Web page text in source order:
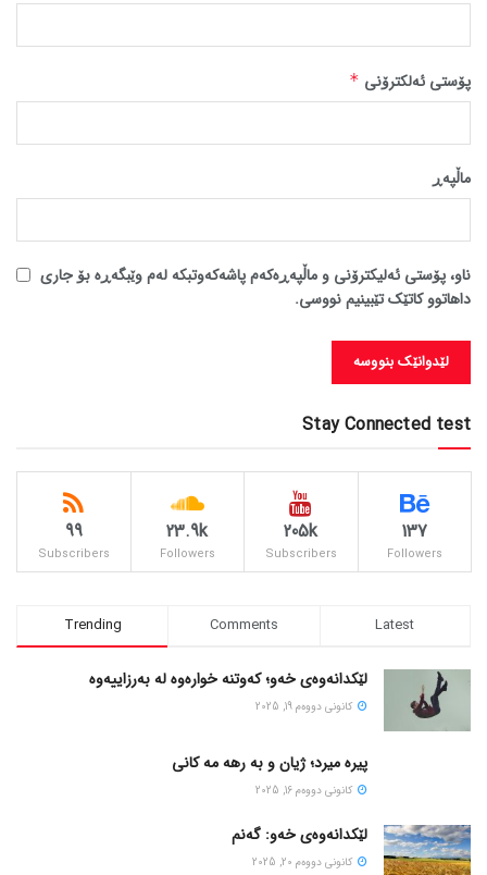
پۆستی ئەلکترۆنی *
ماڵپه‌ڕ
ناو، پۆستی ئەلیکترۆنی و ماڵپەڕەکەم پاشەکەوتبکە لەم وێبگەڕە بۆ جاری
داهاتوو کاتێک تێبینیم نووسی.
Stay Connected test
137
Followers
205k
Subscribers
23.9k
Followers
99
Subscribers
Trending Comments Latest
لێکدانەوەی خەو؛ کەوتنە خوارەوە لە بەرزاییەوە
كانونی دووه‌م 19, 2025
پیره میرد؛ ژیان و به رهه مه کانی
كانونی دووه‌م 16, 2025
لێکدانەوەی خەو: گەنم
كانونی دووه‌م 20, 2025